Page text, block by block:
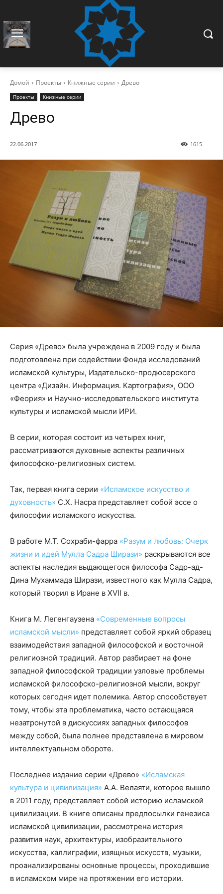
Домой Проекты Книжные серии Древо
Проекты Книжные серии
Древо
22.06.2017 1615
Серия «Древо» была учреждена в 2009 году и была
подготовлена при содействии Фонда исследований
исламской культуры, Издательско-продюсерского
центра «Дизайн. Информация. Картография», ООО
«Феория» и Научно-исследовательского института
культуры и исламской мысли ИРИ.
В серии, которая состоит из четырех книг,
рассматриваются духовные аспекты различных
философско-религиозных систем.
Так, первая книга серии «Исламское искусство и
духовность» С.Х. Насра представляет собой эссе о
философии исламского искусства.
В работе М.Т. Сохраби-фарра «Разум и любовь: Очерк
жизни и идей Мулла Садра Ширази» раскрываются все
аспекты наследия выдающегося философа Садр-ад-
Дина Мухаммада Ширази, известного как Мулла Садра,
который творил в Иране в XVII в.
Книга М. Легенгаузена «Современные вопросы
исламской мысли» представляет собой яркий образец
взаимодействия западной философской и восточной
религиозной традиций. Автор разбирает на фоне
западной философской традиции узловые проблемы
исламской философско-религиозной мысли, вокруг
которых сегодня идет полемика. Автор способствует
тому, чтобы эта проблематика, часто остающаяся
незатронутой в дискуссиях западных философов
между собой, была полнее представлена в мировом
интеллектуальном обороте.
Последнее издание серии «Древо» «Исламская
культура и цивилизация» А.А. Велаяти, которое вышло
в 2011 году, представляет собой историю исламской
цивилизации. В книге описаны предпосылки генезиса
исламской цивилизации, рассмотрена история
развития наук, архитектуры, изобразительного
искусства, каллиграфии, изящных искусств, музыки,
проанализированы основные процессы, проходившие
в исламском мире на протяжении его истории.